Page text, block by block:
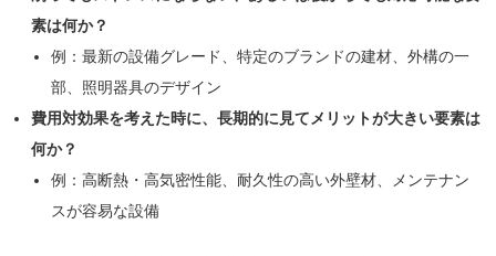
素は何か？
例：最新の設備グレード、特定のブランドの建材、外構の一
部、照明器具のデザイン
費用対効果を考えた時に、長期的に見てメリットが大きい要素は
何か？
例：高断熱・高気密性能、耐久性の高い外壁材、メンテナン
スが容易な設備